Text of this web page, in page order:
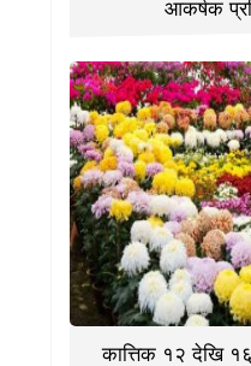
आकर्षक
कात्तिक १२ देखि